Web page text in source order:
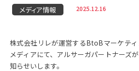
メディア情報 2025.12.16
株式会社リレが運営するBtoBマーケテ
メディアにて、アルサーガパートナーズ
知らせいします。